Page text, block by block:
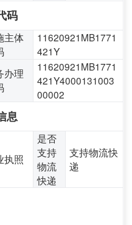
码
主体
11620921MB1771
421Y
办理
11620921MB1771
421Y4000131003
00002
息
执照
是否
支持
物流
快递
支持物流快
递